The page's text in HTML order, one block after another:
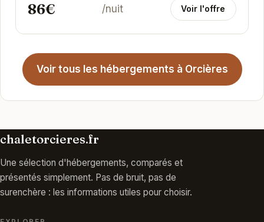
86€ /nuit Voir l'offre
Voir tous les hébergements à Orcières
chaletorcieres.fr
Une sélection d'hébergements, comparés et
présentés simplement. Pas de bruit, pas de
surenchère : les informations utiles pour choisir.